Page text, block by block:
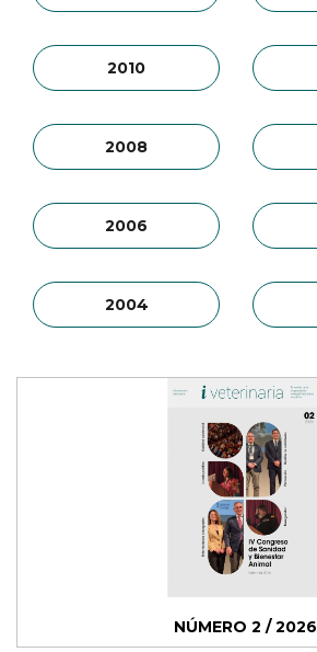
2010
2008
2006
2004
NÚMERO 2 / 2026